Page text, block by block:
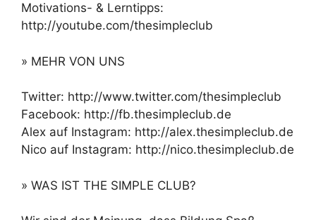
Motivations- & Lerntipps:
http://youtube.com/thesimpleclub
» MEHR VON UNS
Twitter: http://www.twitter.com/thesimpleclub
Facebook: http://fb.thesimpleclub.de
Alex auf Instagram: http://alex.thesimpleclub.de
Nico auf Instagram: http://nico.thesimpleclub.de
» WAS IST THE SIMPLE CLUB?